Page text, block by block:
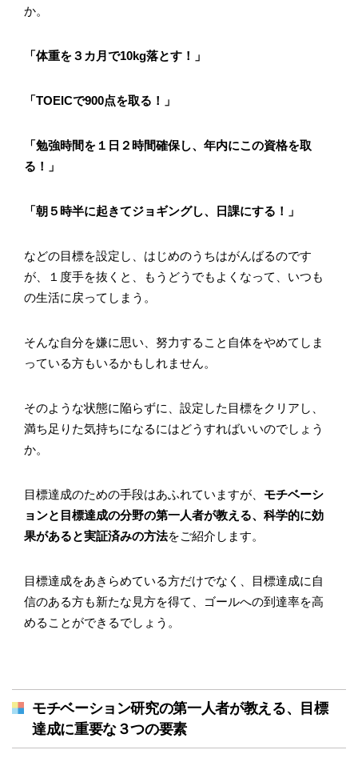
か。
「体重を３カ月で10kg落とす！」
「TOEICで900点を取る！」
「勉強時間を１日２時間確保し、年内にこの資格を取
る！」
「朝５時半に起きてジョギングし、日課にする！」
などの目標を設定し、はじめのうちはがんばるのです
が、１度手を抜くと、もうどうでもよくなって、いつも
の生活に戻ってしまう。
そんな自分を嫌に思い、努力すること自体をやめてしま
っている方もいるかもしれません。
そのような状態に陥らずに、設定した目標をクリアし、
満ち足りた気持ちになるにはどうすればいいのでしょう
か。
目標達成のための手段はあふれていますが、 モチベーシ
ョンと目標達成の分野の第一人者が教える、科学的に効
果があると実証済みの方法をご紹介します。
目標達成をあきらめている方だけでなく、目標達成に自
信のある方も新たな見方を得て、ゴールへの到達率を高
めることができるでしょう。
モチベーション研究の第一人者が教える、目標
達成に重要な３つの要素